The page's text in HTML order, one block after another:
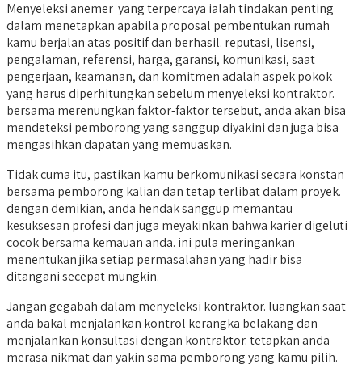
Menyeleksi anemer yang terpercaya ialah tindakan penting
dalam menetapkan apabila proposal pembentukan rumah
kamu berjalan atas positif dan berhasil. reputasi, lisensi,
pengalaman, referensi, harga, garansi, komunikasi, saat
pengerjaan, keamanan, dan komitmen adalah aspek pokok
yang harus diperhitungkan sebelum menyeleksi kontraktor.
bersama merenungkan faktor-faktor tersebut, anda akan bisa
mendeteksi pemborong yang sanggup diyakini dan juga bisa
mengasihkan dapatan yang memuaskan.
Tidak cuma itu, pastikan kamu berkomunikasi secara konstan
bersama pemborong kalian dan tetap terlibat dalam proyek.
dengan demikian, anda hendak sanggup memantau
kesuksesan profesi dan juga meyakinkan bahwa karier digeluti
cocok bersama kemauan anda. ini pula meringankan
menentukan jika setiap permasalahan yang hadir bisa
ditangani secepat mungkin.
Jangan gegabah dalam menyeleksi kontraktor. luangkan saat
anda bakal menjalankan kontrol kerangka belakang dan
menjalankan konsultasi dengan kontraktor. tetapkan anda
merasa nikmat dan yakin sama pemborong yang kamu pilih.